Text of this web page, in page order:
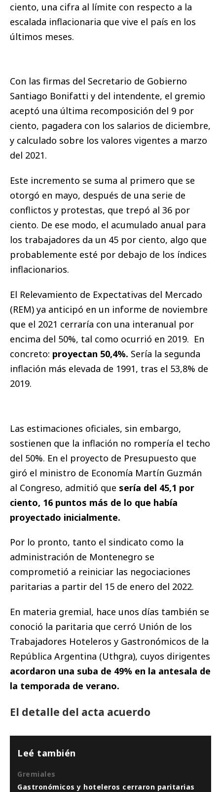
ciento, una cifra al límite con respecto a la
escalada inflacionaria que vive el país en los
últimos meses.
Con las firmas del Secretario de Gobierno
Santiago Bonifatti y del intendente, el gremio
aceptó una última recomposición del 9 por
ciento, pagadera con los salarios de diciembre,
y calculado sobre los valores vigentes a marzo
del 2021.
Este incremento se suma al primero que se
otorgó en mayo, después de una serie de
conflictos y protestas, que trepó al 36 por
ciento. De ese modo, el acumulado anual para
los trabajadores da un 45 por ciento, algo que
probablemente esté por debajo de los índices
inflacionarios.
El Relevamiento de Expectativas del Mercado
(REM) ya anticipó en un informe de noviembre
que el 2021 cerraría con una interanual por
encima del 50%, tal como ocurrió en 2019. En
concreto: proyectan 50,4%. Sería la segunda
inflación más elevada de 1991, tras el 53,8% de
2019.
Las estimaciones oficiales, sin embargo,
sostienen que la inflación no rompería el techo
del 50%. En el proyecto de Presupuesto que
giró el ministro de Economía Martín Guzmán
al Congreso, admitió que sería del 45,1 por
ciento, 16 puntos más de lo que había
proyectado inicialmente.
Por lo pronto, tanto el sindicato como la
administración de Montenegro se
comprometió a reiniciar las negociaciones
paritarias a partir del 15 de enero del 2022.
En materia gremial, hace unos días también se
conoció la paritaria que cerró Unión de los
Trabajadores Hoteleros y Gastronómicos de la
República Argentina (Uthgra), cuyos dirigentes
acordaron una suba de 49% en la antesala de
la temporada de verano.
El detalle del acta acuerdo
Leé también
Gremiales
Gastronómicos y hoteleros cerraron paritarias